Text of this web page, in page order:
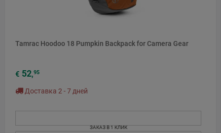
Tamrac Hoodoo 18 Pumpkin Backpack for Camera Gear
€ 52,95
Доставка 2 - 7 дней
ЗАКАЗ В 1 КЛИК